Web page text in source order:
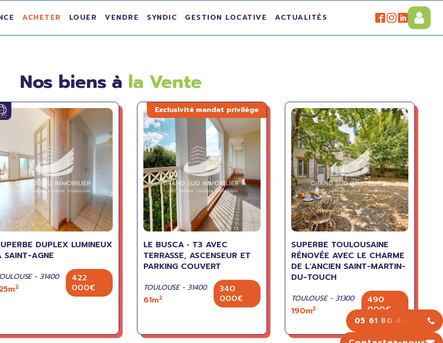
ACHETER LOUER VENDRE SYNDIC GESTION LOCATIVE ACTUALITÉS
05 61 80 43 43
Nos biens à la Vente
DUPLEX LUMINEUX
SAINT-AGNE
- 31400
2
422
000€
LE BUSCA • T3 AVEC
TERRASSE, ASCENSEUR ET
PARKING COUVERT
TOULOUSE - 31400
61m2
340
000€
SUPERBE TOULOUSAINE
RÉNOVÉE AVEC LE CHARME
DE L'ANCIEN SAINT-MARTIN-
DU-TOUCH
TOULOUSE - 31300
190m2
490
000€